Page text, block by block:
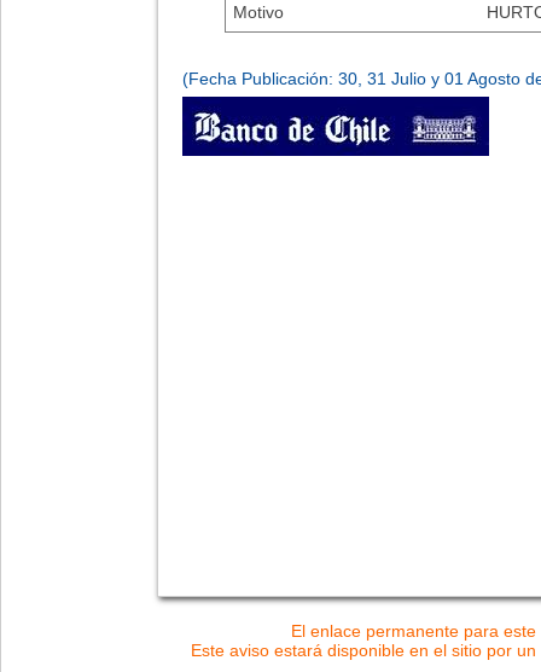
Motivo
(Fecha Publicación: 30, 31 Julio y 01 Agosto
El enlace permanente para
Este aviso estará disponible en el sitio por